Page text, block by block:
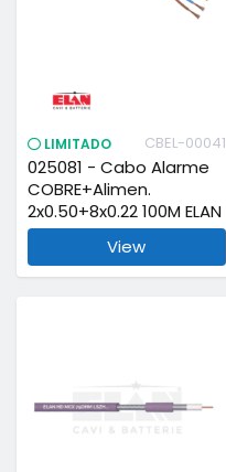
LIMITADO CBEL-00041
025081 - Cabo Alarme
COBRE+Alimen.
2x0.50+8x0.22 100M ELAN
View